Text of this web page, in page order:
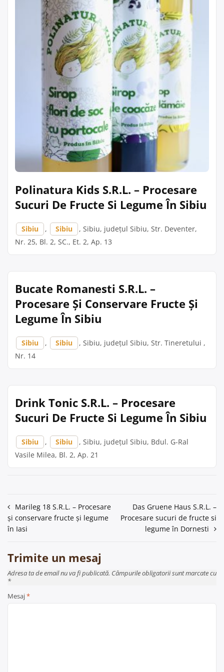
Polinatura Kids S.R.L. – Procesare
Sucuri De Fructe Si Legume În Sibiu
Sibiu , Sibiu
, Sibiu, județul Sibiu, Str. Deventer,
Nr. 25, Bl. 2, SC., Et. 2, Ap. 13
Bucate Romanesti S.R.L. –
Procesare Și Conservare Fructe Și
Legume În Sibiu
Sibiu , Sibiu
, Sibiu, județul Sibiu, Str. Tineretului ,
Nr. 14
Drink Tonic S.R.L. – Procesare
Sucuri De Fructe Si Legume În Sibiu
Sibiu , Sibiu
, Sibiu, județul Sibiu, Bdul. G-Ral
Vasile Milea, Bl. 2, Ap. 21
Navigare
în
Marileg 18 S.R.L. – Procesare
și conservare fructe și legume
în Iasi
Das Gruene Haus S.R.L. –
Procesare sucuri de fructe si
legume în Dornesti
Trimite un mesaj
Adresa ta de email nu va fi publicată. Câmpurile obligatorii sunt marcate cu
*
Mesaj*